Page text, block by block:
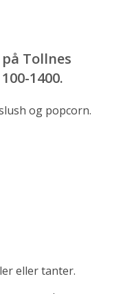
Tollnes
1400.
og popcorn.
eller tanter.